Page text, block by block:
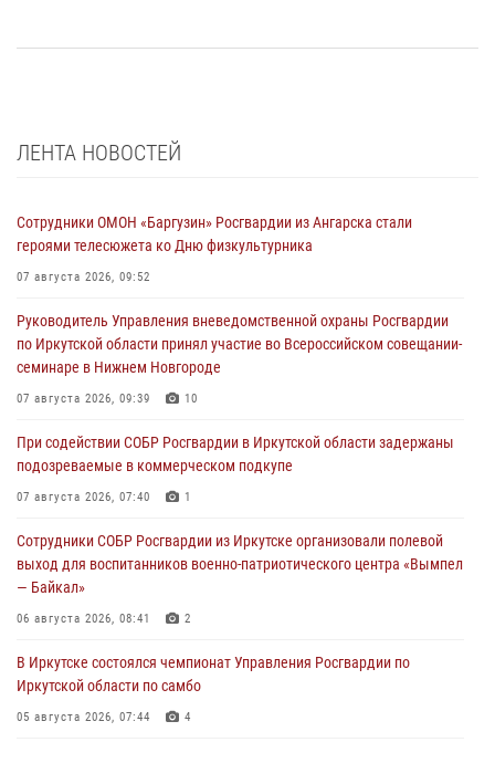
ЛЕНТА НОВОСТЕЙ
Сотрудники ОМОН «Баргузин» Росгвардии из Ангарска стали
героями телесюжета ко Дню физкультурника
07 августа 2026, 09:52
Руководитель Управления вневедомственной охраны Росгвардии
по Иркутской области принял участие во Всероссийском совещании-
семинаре в Нижнем Новгороде
07 августа 2026, 09:39 10
При содействии СОБР Росгвардии в Иркутской области задержаны
подозреваемые в коммерческом подкупе
07 августа 2026, 07:40 1
Сотрудники СОБР Росгвардии из Иркутске организовали полевой
выход для воспитанников военно-патриотического центра «Вымпел
— Байкал»
06 августа 2026, 08:41 2
В Иркутске состоялся чемпионат Управления Росгвардии по
Иркутской области по самбо
05 августа 2026, 07:44 4